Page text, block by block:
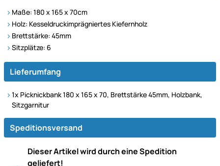
Maße: 180 x 165 x 70cm
Holz: Kesseldruckimprägniertes Kiefernholz
Brettstärke: 45mm
Sitzplätze: 6
Lieferumfang
1x Picknickbank 180 x 165 x 70, Brettstärke 45mm, Holzbank,
Sitzgarnitur
Speditionsversand
Dieser Artikel wird durch eine Spedition
geliefert!